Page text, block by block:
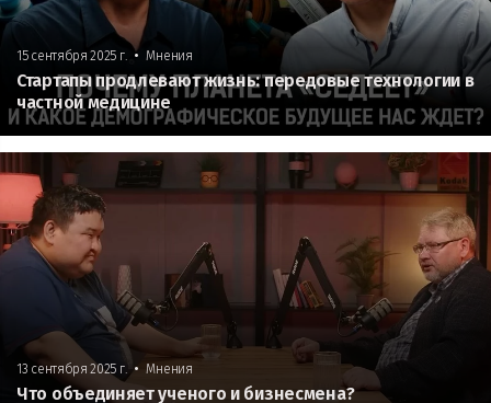
15 сентября 2025 г. • Мнения
Стартапы продлевают жизнь: передовые технологии в
частной медицине
13 сентября 2025 г. • Мнения
Что объединяет ученого и бизнесмена?